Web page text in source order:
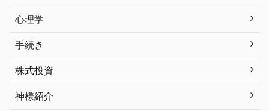
心理学
手続き
株式投資
神様紹介